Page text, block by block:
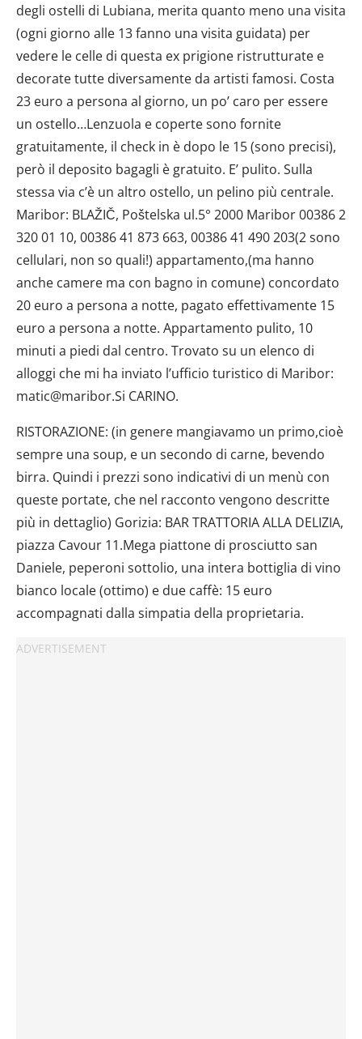
degli ostelli di Lubiana, merita quanto meno una visita
(ogni giorno alle 13 fanno una visita guidata) per
vedere le celle di questa ex prigione ristrutturate e
decorate tutte diversamente da artisti famosi. Costa
23 euro a persona al giorno, un po’ caro per essere
un ostello…Lenzuola e coperte sono fornite
gratuitamente, il check in è dopo le 15 (sono precisi),
però il deposito bagagli è gratuito. E’ pulito. Sulla
stessa via c’è un altro ostello, un pelino più centrale.
Maribor: BLAŽIČ, Poštelska ul.5° 2000 Maribor 00386 2
320 01 10, 00386 41 873 663, 00386 41 490 203(2 sono
cellulari, non so quali!) appartamento,(ma hanno
anche camere ma con bagno in comune) concordato
20 euro a persona a notte, pagato effettivamente 15
euro a persona a notte. Appartamento pulito, 10
minuti a piedi dal centro. Trovato su un elenco di
alloggi che mi ha inviato l’ufficio turistico di Maribor:
matic@maribor.Si CARINO.
RISTORAZIONE: (in genere mangiavamo un primo,cioè
sempre una soup, e un secondo di carne, bevendo
birra. Quindi i prezzi sono indicativi di un menù con
queste portate, che nel racconto vengono descritte
più in dettaglio) Gorizia: BAR TRATTORIA ALLA DELIZIA,
piazza Cavour 11.Mega piattone di prosciutto san
Daniele, peperoni sottolio, una intera bottiglia di vino
bianco locale (ottimo) e due caffè: 15 euro
accompagnati dalla simpatia della proprietaria.